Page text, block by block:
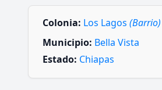
Colonia: Los Lagos (Barrio)
Municipio: Bella Vista
Estado: Chiapas